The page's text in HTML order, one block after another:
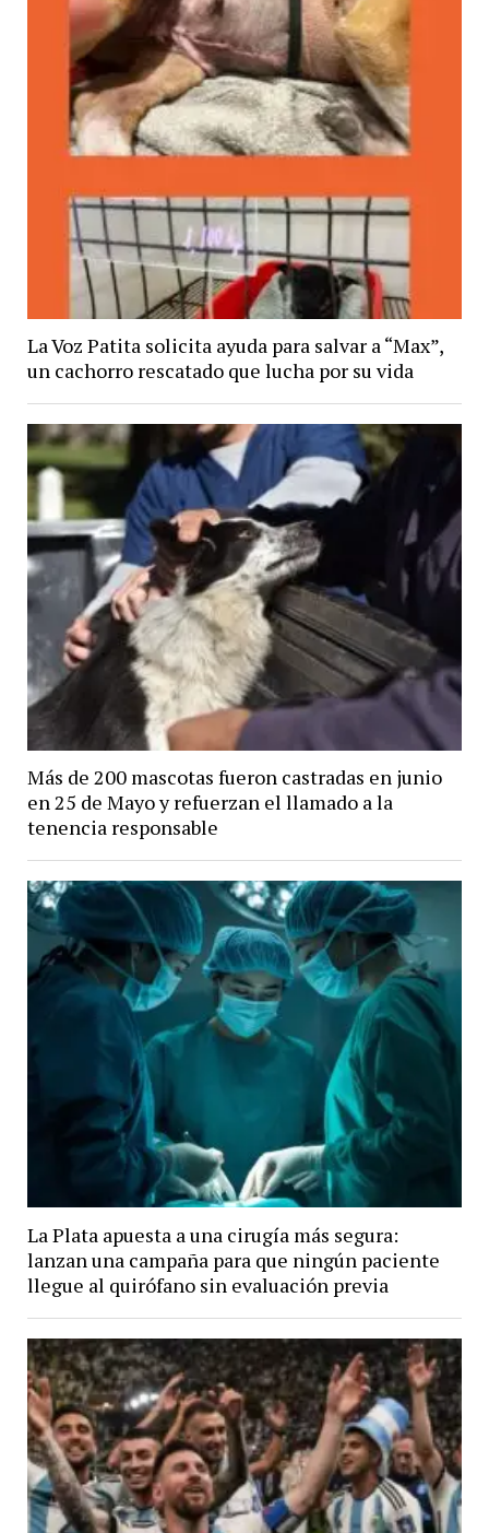
La Voz Patita solicita ayuda para salvar a “Max”,
un cachorro rescatado que lucha por su vida
Más de 200 mascotas fueron castradas en junio
en 25 de Mayo y refuerzan el llamado a la
tenencia responsable
La Plata apuesta a una cirugía más segura:
lanzan una campaña para que ningún paciente
llegue al quirófano sin evaluación previa